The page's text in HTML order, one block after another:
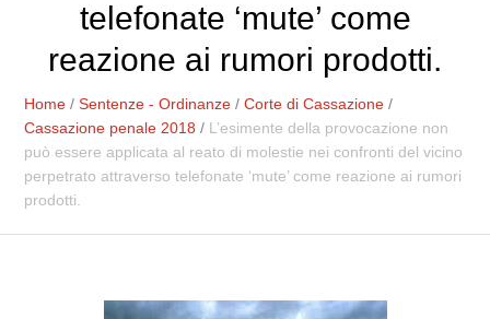
telefonate ‘mute’ come
reazione ai rumori prodotti.
Home /Sentenze - Ordinanze /Corte di Cassazione /
Cassazione penale 2018 / L’esimente della provocazione non
può essere applicata al reato di molestie nei confronti del vicino
perpetrato attraverso telefonate ‘mute’ come reazione ai rumori
prodotti.